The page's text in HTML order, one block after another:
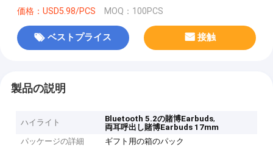
価格：USD5.98/PCS MOQ：100PCS
ベストプライス 接触
製品の説明
ハイライト Bluetooth 5.2の賭博Earbuds,
両耳呼出し賭博Earbuds 17mm
パッケージの詳細
ギフト用の箱のパック